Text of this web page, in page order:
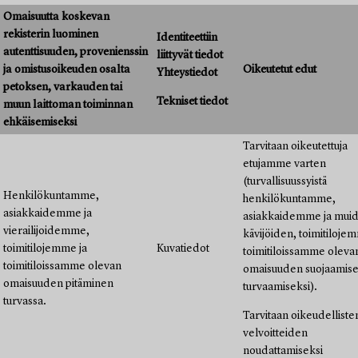
Omaisuutta koskevan
rekisterin luominen
autenttisuuden, provenienssin
ja omistusoikeuden osalta
petoksen, varkauden tai
muun laittoman toiminnan
ehkäisemiseksi
Identiteettiin
liittyvät tiedot
Yhteystiedot
Tekniset tiedot
Oikeutetut edut
Henkilökuntamme,
asiakkaidemme ja
vierailijoidemme,
toimitilojemme ja
toimitiloissamme olevan
omaisuuden pitäminen
turvassa.
Kuvatiedot
Tarvitaan oikeutettuja
etujamme varten
(turvallisuussyistä
henkilökuntamme,
asiakkaidemme ja
kävijöiden,
toimitiloissamme
omaisuuden
turvaamiseksi).
Tarvitaan
velvoitteiden
noudattamiseksi